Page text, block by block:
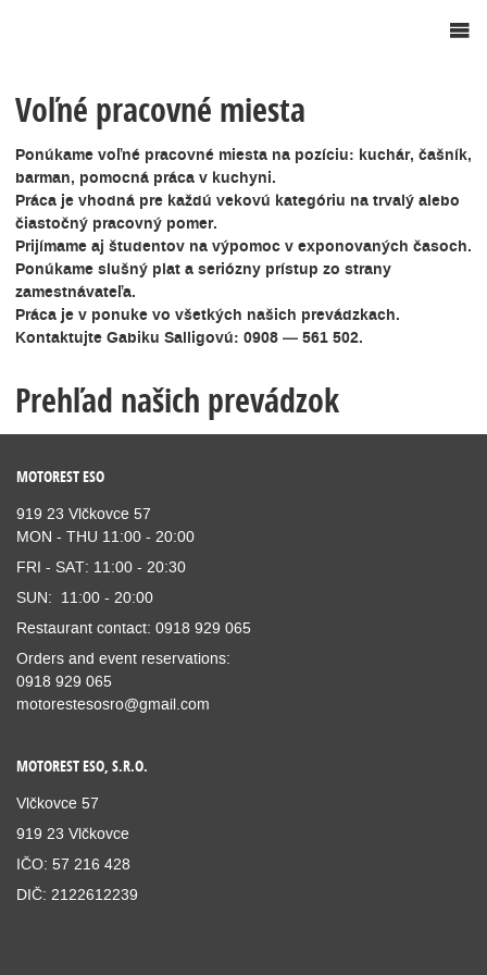
Voľné pracovné miesta
Ponúkame voľné pracovné miesta na pozíciu: kuchár, čašník,
barman, pomocná práca v kuchyni.
Práca je vhodná pre každú vekovú kategóriu na trvalý alebo
čiastočný pracovný pomer.
Prijímame aj študentov na výpomoc v exponovaných časoch.
Ponúkame slušný plat a seriózny prístup zo strany
zamestnávateľa.
Práca je v ponuke vo všetkých našich prevádzkach.
Kontaktujte Gabiku Salligovú: 0908 — 561 502.
Prehľad našich prevádzok
MOTOREST ESO
919 23 Vlčkovce 57
MON - THU 11:00 - 20:00
FRI - SAT: 11:00 - 20:30
SUN: 11:00 - 20:00
Restaurant contact: 0918 929 065
Orders and event reservations:
0918 929 065
motorestesosro@gmail.com
MOTOREST ESO, S.R.O.
Vlčkovce 57
919 23 Vlčkovce
IČO: 57 216 428
DIČ: 2122612239